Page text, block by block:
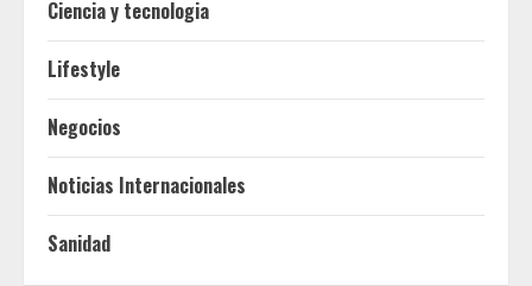
Ciencia y tecnologia
Lifestyle
Negocios
Noticias Internacionales
Sanidad